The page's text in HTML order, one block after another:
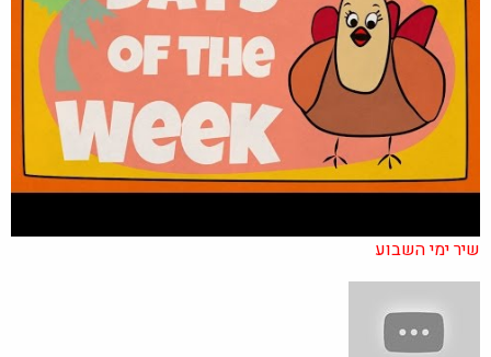
שיר ימי השבוע